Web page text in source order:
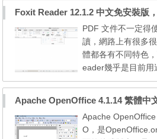
小部分! 對於初學
處理既簡單又合乎
Studio Free is a
multimedia tool,
VD or C...
PDF 文件不一定得
讀，網路上有很多
體都各有不同特色
eader幾乎是目前用
的PDF閱讀器，如
來閱讀內容的話，
你心情好一些些。
面如下，整個界面
前一版一樣可以用
Apache
O，是